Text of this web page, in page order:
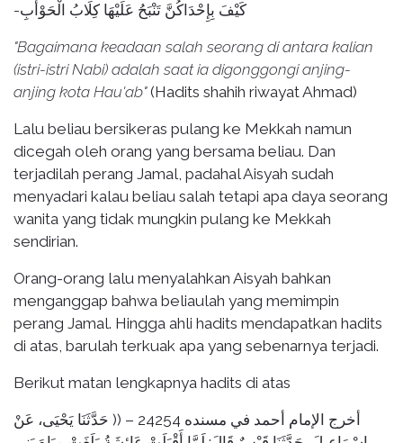
"Bagaimana keadaan salah seorang di antara kalian
(istri-istri Nabi) adalah saat ia digonggongi anjing-
anjing kota Hau'ab"(Hadits shahih riwayat Ahmad)
Lalu beliau bersikeras pulang ke Mekkah namun
dicegah oleh orang yang bersama beliau. Dan
terjadilah perang Jamal, padahal Aisyah sudah
menyadari kalau beliau salah tetapi apa daya seorang
wanita yang tidak mungkin pulang ke Mekkah
sendirian.
Orang-orang lalu menyalahkan Aisyah bahkan
menganggap bahwa beliaulah yang memimpin
perang Jamal. Hingga ahli hadits mendapatkan hadits
di atas, barulah terkuak apa yang sebenarnya terjadi.
Berikut matan lengkapnya hadits di atas
أخرج الإمام أحمد في مسنده 24254 – (( حَدَّثَنَا يَحْيَى، عَنْ